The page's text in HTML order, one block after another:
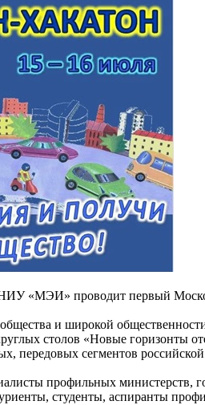
«МЭИ» проводит первый
и широкой
столов «Новые горизонты
передовых сегментов
профильных министерств,
студенты, аспиранты